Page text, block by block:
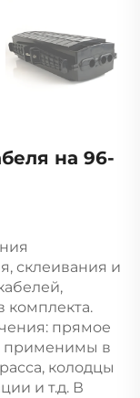
на 96-
склеивания и
комплекта.
прямое
применимы в
колодцы
и т.д. В